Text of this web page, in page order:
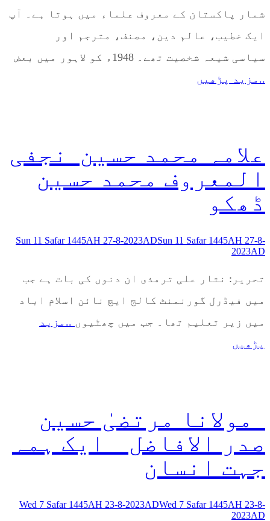
شمار پاکستان کے معروف علماء میں ہوتا ہے۔ آپ
ایک خطیب، عالم دین، مصنف، مترجم اور
سیاسی شیعہ شخصیت تھے۔ 1948ء کو لاہور میں بعض
..مزید پڑھیں
علامہ محمد حسین نجفی
المعروف محمد حسین
ڈھکو
Sun 11 Safar 1445AH 27-8-2023ADSun 11 Safar 1445AH 27-8-
2023AD
تحریر: نثار علی ترمذی ان دنوں کی بات ہے جب
میں فیڈرل گورنمنٹ کالج ایچ نائن اسلام اباد
میں زیر تعلیم تھا۔ جب میں چھٹیوں ..مزید
پڑھیں
مولانا مرتضیٰ حسین
صدر الافاضل _ ایک ہمہ
جہت انسان
Wed 7 Safar 1445AH 23-8-2023ADWed 7 Safar 1445AH 23-8-
2023AD